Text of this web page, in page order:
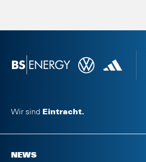
Wir sind Eintracht.
NEWS